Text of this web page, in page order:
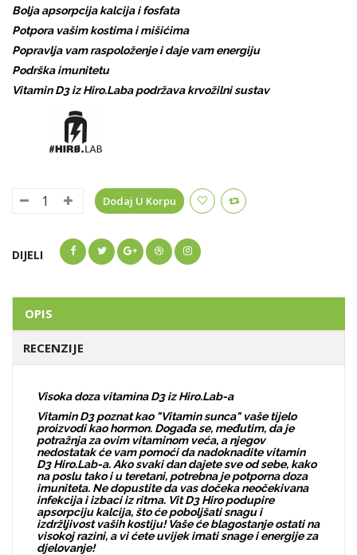
Bolja apsorpcija kalcija i fosfata
Potpora vašim kostima i mišićima
Popravlja vam raspoloženje i daje vam energiju
Podrška imunitetu
Vitamin D3 iz Hiro.Laba podržava krvožilni sustav
Dodaj U Korpu
DIJELI
OPIS
RECENZIJE
Visoka doza vitamina D3 iz Hiro.Lab-a
Vitamin D3 poznat kao "Vitamin sunca" vaše tijelo
proizvodi kao hormon. Događa se, međutim, da je
potražnja za ovim vitaminom veća, a njegov
nedostatak će vam pomoći da nadoknadite vitamin
D3 Hiro.Lab-a. Ako svaki dan dajete sve od sebe, kako
na poslu tako i u teretani, potrebna je potporna doza
imuniteta. Ne dopustite da vas dočeka neočekivana
infekcija i izbaci iz ritma. Vit D3 Hiro podupire
apsorpciju kalcija, što će poboljšati snagu i
izdržljivost vaših kostiju! Vaše će blagostanje ostati na
visokoj razini, a vi ćete uvijek imati snage i energije za
djelovanje!